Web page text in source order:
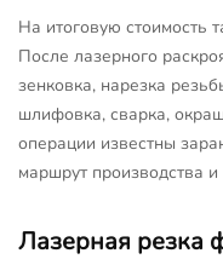
На итоговую стоимость
После лазерного
зенковка, нарезка
шлифовка, сварка,
операции известны
маршрут производства
Лазерная резка